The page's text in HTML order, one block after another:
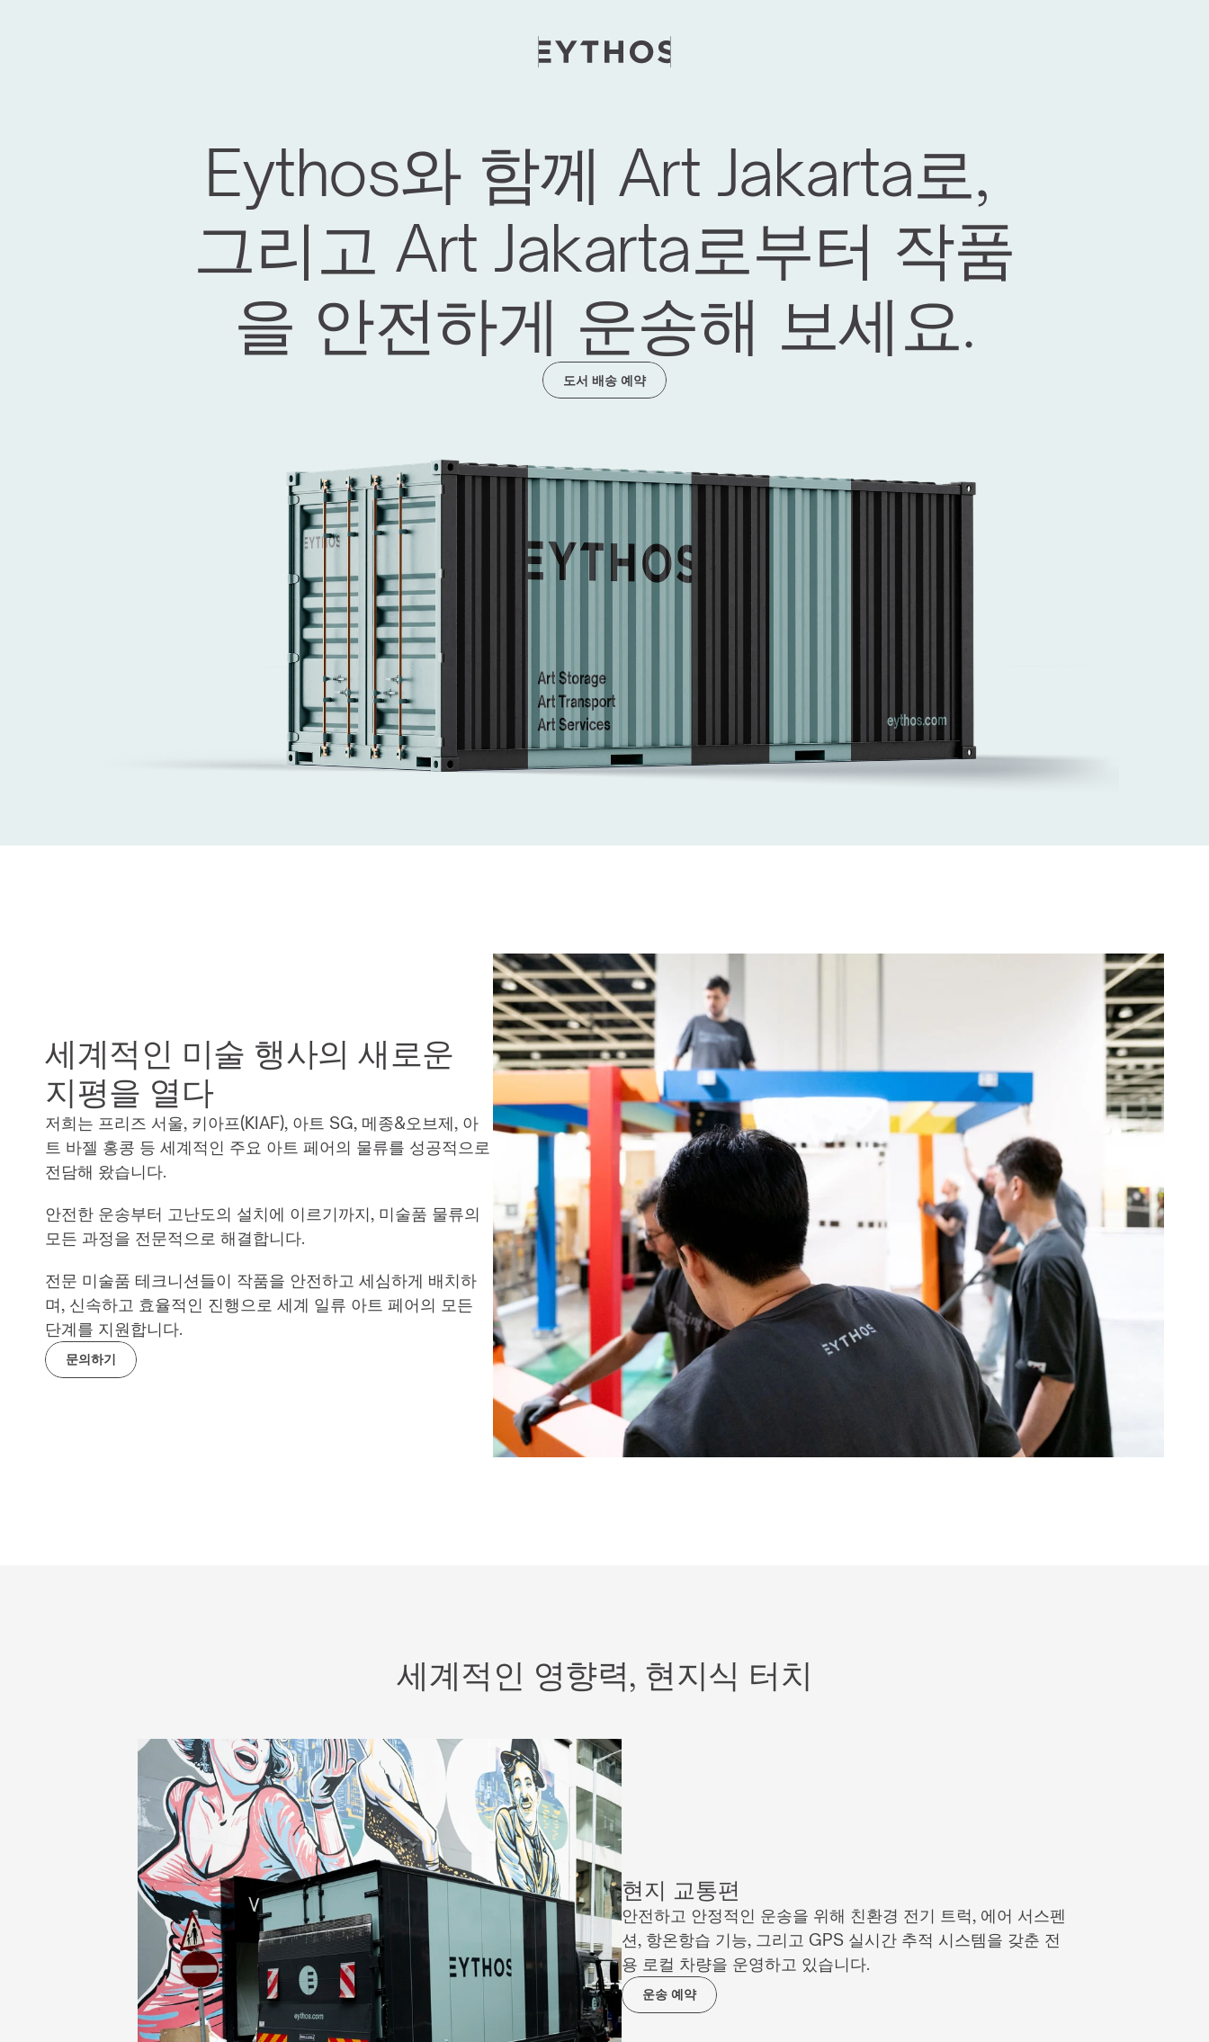
Eythos와 함께 Art Jakarta로,
그리고 Art Jakarta로부터 작품
을 안전하게 운송해 보세요.
도서 배송 예약
세계적인 미술 행사의 새로운
지평을 열다
저희는 프리즈 서울, 키아프(KIAF), 아트 SG, 메종&오브제, 아
트 바젤 홍콩 등 세계적인 주요 아트 페어의 물류를 성공적으로
전담해 왔습니다.
안전한 운송부터 고난도의 설치에 이르기까지, 미술품 물류의
모든 과정을 전문적으로 해결합니다.
전문 미술품 테크니션들이 작품을 안전하고 세심하게 배치하
며, 신속하고 효율적인 진행으로 세계 일류 아트 페어의 모든
단계를 지원합니다.
문의하기
세계적인 영향력, 현지식 터치
현지 교통편
안전하고 안정적인 운송을 위해 친환경 전기 트럭, 에어 서스펜
션, 항온항습 기능, 그리고 GPS 실시간 추적 시스템을 갖춘 전
용 로컬 차량을 운영하고 있습니다.
운송 예약